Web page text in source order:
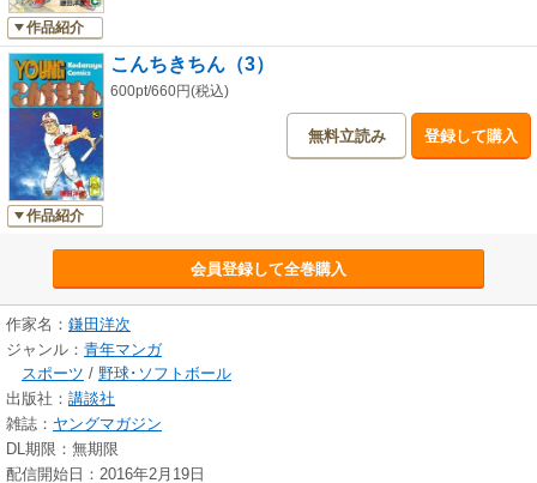
作品紹介
作品紹介
こんちきちん（3）
600pt/660円(税込)
無料立読み 登録して購入
会員登録して全巻購入
作家名： 鎌田洋次
ジャンル： 青年マンガ
スポーツ / 野球･ソフトボール
出版社： 講談社
雑誌： ヤングマガジン
DL期限：無期限
配信開始日：2016年2月19日